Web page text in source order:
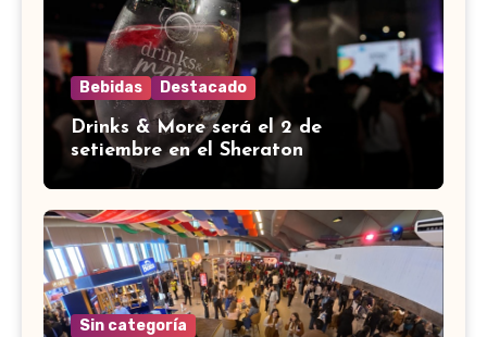
Bebidas Destacado
Drinks & More será el 2 de
setiembre en el Sheraton
Sin categoría